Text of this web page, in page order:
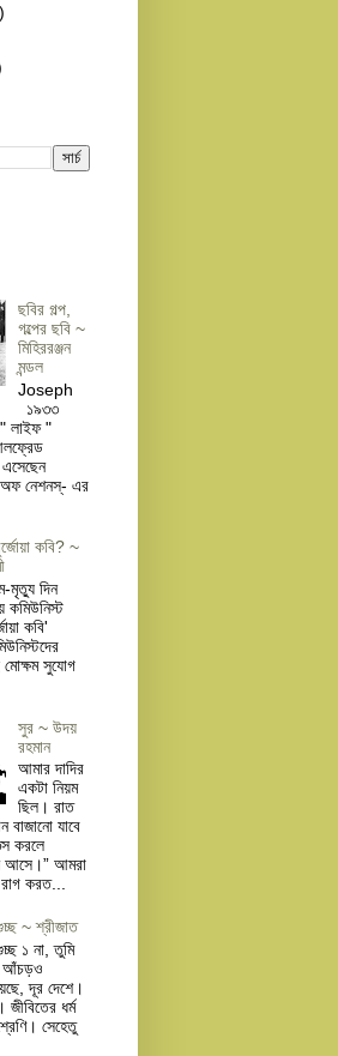
ছবির গল্প,
গল্পের ছবি ~
মিহিররঞ্জন
মন্ডল
Joseph
১৯৩৩
লাইফ "
অফ নেশনস্- এর
কবি? ~
মৃত্যু দিন
কমিউনিস্ট
কবি'
সুযোগ
সুর ~ উদয়
রহমান
আমার দাদির
একটা নিয়ম
ছিল। রাত
বাজানো যাবে
করলে
আসে।” আমরা
রাগ করত...
~ শ্রীজাত
১ না, তুমি
আঁচড়ও
দূর দেশে।
জীবিতের ধর্ম
সেহেতু